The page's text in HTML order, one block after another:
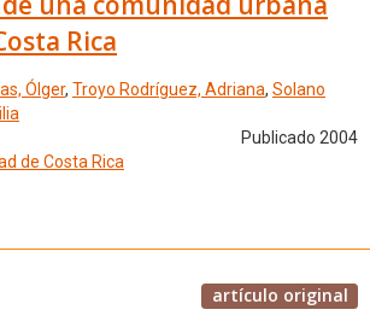
Rica
Ólger, Troyo Rodríguez, Adriana, Solano
Publicado 2004
de Costa Rica
artículo original